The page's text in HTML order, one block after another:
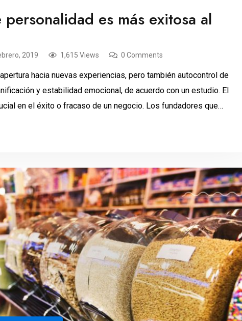
es más exitosa al
2019 1,615 Views 0 Comments
hacia nuevas experiencias, pero también autocontrol de
y estabilidad emocional, de acuerdo con un estudio. El
en el éxito o fracaso de un negocio. Los fundadores que